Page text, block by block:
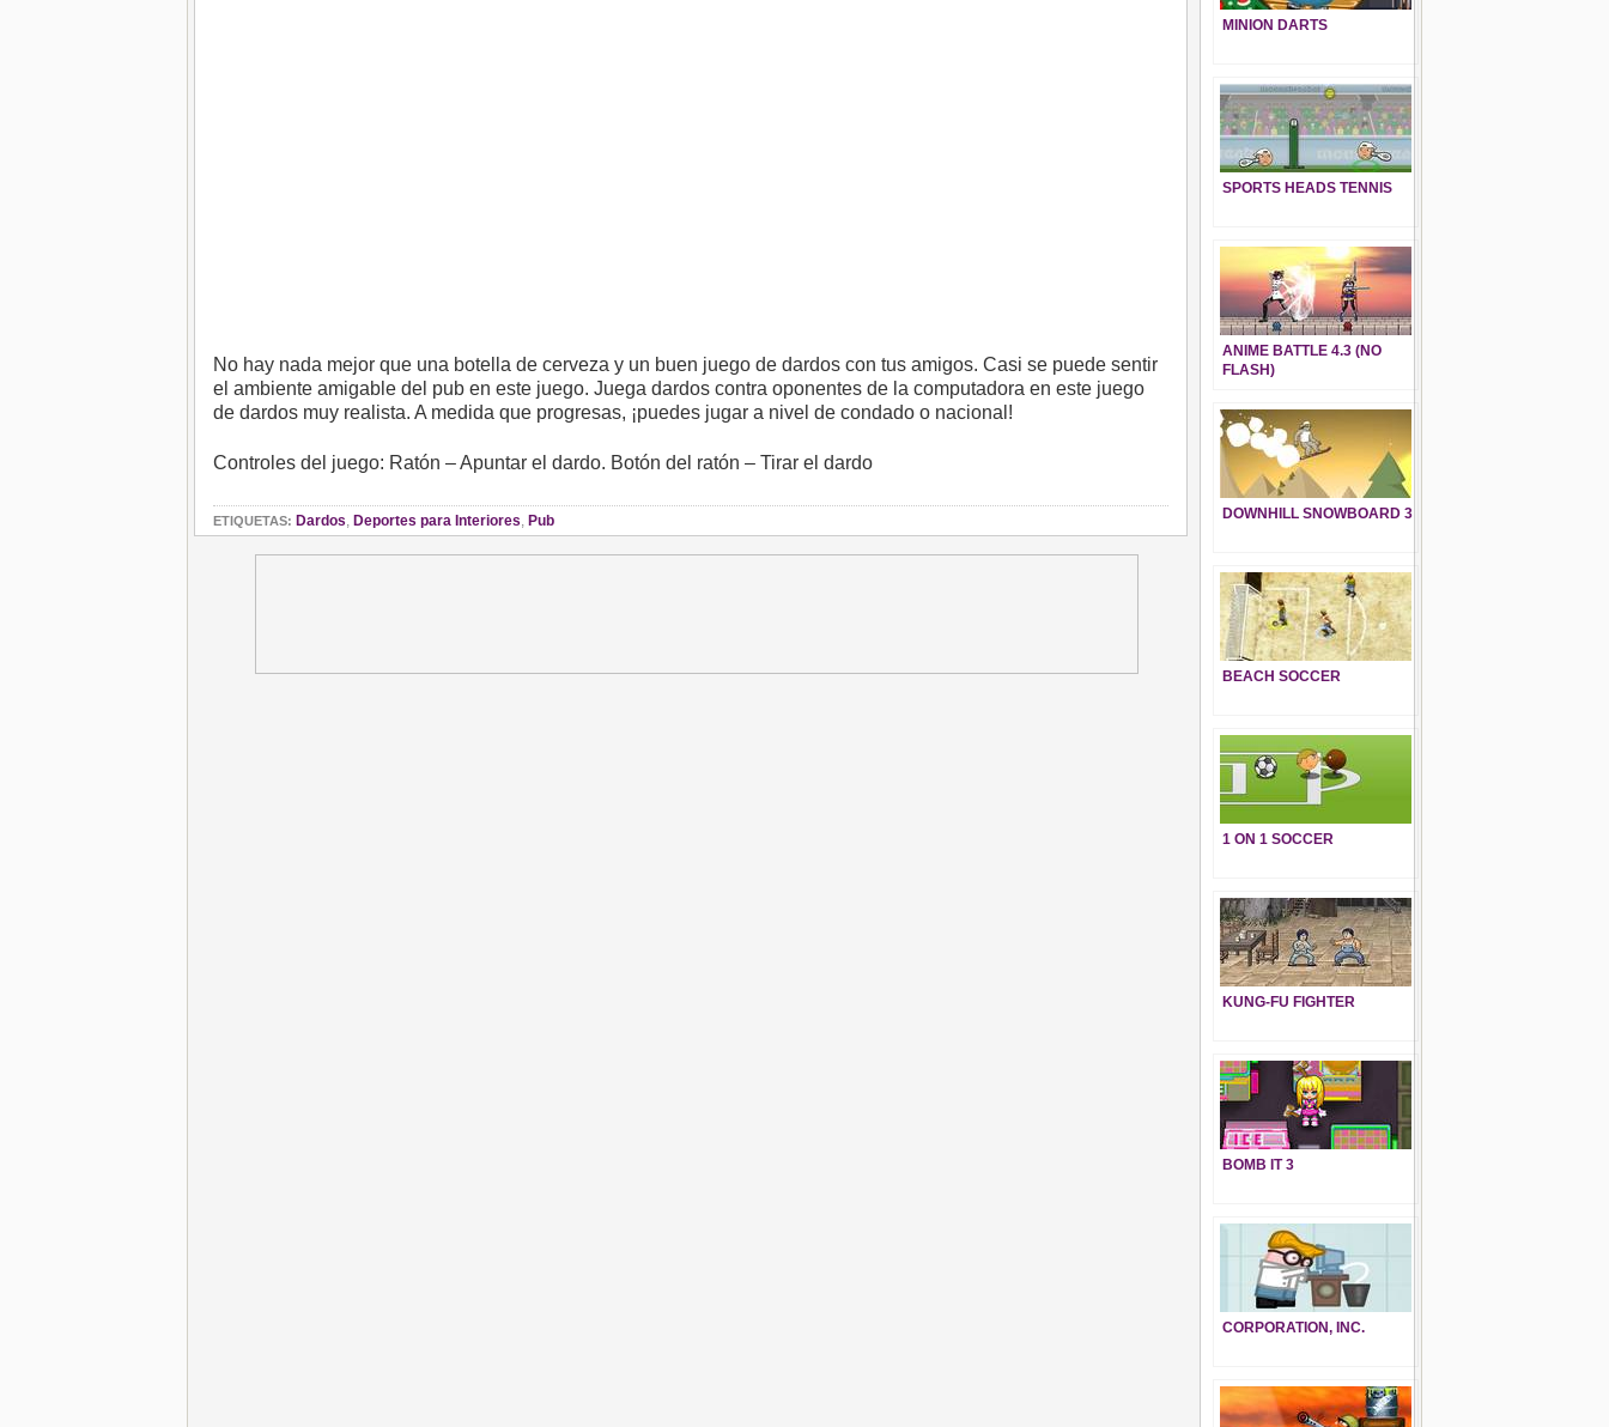
No hay nada mejor que una botella de cerveza y un buen juego de dardos con tus amigos. Casi se puede sentir
el ambiente amigable del pub en este juego. Juega dardos contra oponentes de la computadora en este juego
de dardos muy realista. A medida que progresas, ¡puedes jugar a nivel de condado o nacional!
Controles del juego: Ratón – Apuntar el dardo. Botón del ratón – Tirar el dardo
ETIQUETAS: Dardos, Deportes para Interiores, Pub
MINION DARTS
SPORTS HEADS TENNIS
ANIME BATTLE 4.3 (NO
FLASH)
DOWNHILL SNOWBOARD 3
BEACH SOCCER
1 ON 1 SOCCER
KUNG-FU FIGHTER
BOMB IT 3
CORPORATION, INC.